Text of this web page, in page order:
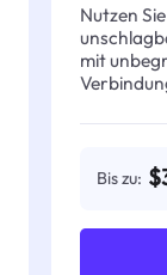
Nutzen
mit
Bis zu: